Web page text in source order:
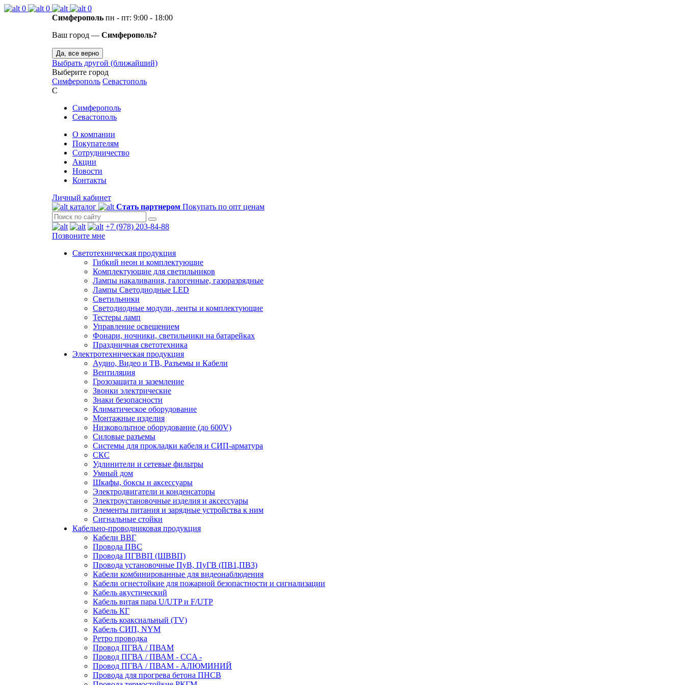
0 0
0
Симферополь пн - пт: 9:00 - 18:00
Ваш город — Симферополь?
Да, все верно
Выбрать другой (ближайший)
Выберите город
Симферополь Севастополь
С
Симферополь
Севастополь
О компании
Покупателям
Сотрудничество
Акции
Новости
Контакты
Личный кабинет
каталог
Стать партнером Покупать по опт ценам
+7 (978) 203-84-88
Позвоните мне
Светотехническая продукция
Гибкий неон и комплектующие
Комплектующие для светильников
Лампы накаливания, галогенные, газоразрядные
Лампы Светодиодные LED
Светильники
Светодиодные модули, ленты и комплектующие
Тестеры ламп
Управление освещением
Фонари, ночники, светильники на батарейках
Праздничная светотехника
Электротехническая продукция
Аудио, Видео и ТВ, Разъемы и Кабели
Вентиляция
Грозозащита и заземление
Звонки электрические
Знаки безопасности
Климатическое оборудование
Монтажные изделия
Низковольтное оборудование (до 600V)
Силовые разъемы
Системы для прокладки кабеля и СИП-арматура
СКС
Удлинители и сетевые фильтры
Умный дом
Шкафы, боксы и аксессуары
Электродвигатели и конденсаторы
Электроустановочные изделия и аксессуары
Элементы питания и зарядные устройства к ним
Сигнальные стойки
Кабельно-проводниковая продукция
Кабели ВВГ
Провода ПВС
Провода ПГВВП (ШВВП)
Провода установочные ПуВ, ПуГВ (ПВ1,ПВ3)
Кабели комбинированные для видеонаблюдения
Кабели огнестойкие для пожарной безопастности и сигнализации
Кабель акустический
Кабель витая пара U/UTP и F/UTP
Кабель КГ
Кабель коаксиальный (TV)
Кабель СИП, NYM
Ретро проводка
Провод ПГВА / ПВАМ
Провод ПГВА / ПВАМ - CCA -
Провод ПГВА / ПВАМ - АЛЮМИНИЙ
Провода для прогрева бетона ПНСВ